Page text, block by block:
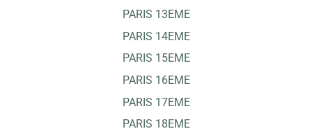
PARIS 13EME
PARIS 14EME
PARIS 15EME
PARIS 16EME
PARIS 17EME
PARIS 18EME